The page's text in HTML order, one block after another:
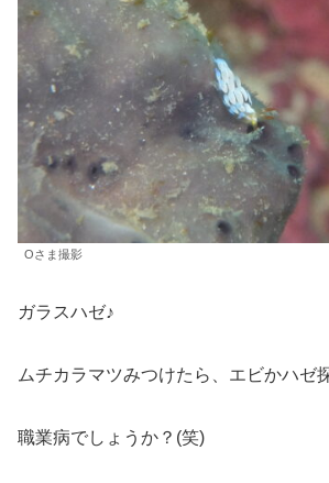
Oさま撮影
ガラスハゼ♪
ムチカラマツみつけたら、エビかハゼ
職業病でしょうか？(笑)